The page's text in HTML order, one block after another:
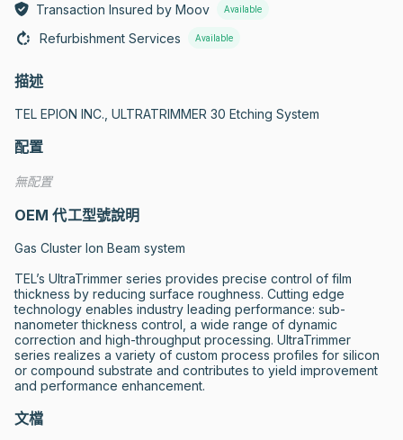
Transaction Insured by Moov Available
Refurbishment Services Available
描述
TEL EPION INC., ULTRATRIMMER 30 Etching System
配置
無配置
OEM 代工型號說明
Gas Cluster Ion Beam system
TEL’s UltraTrimmer series provides precise control of film
thickness by reducing surface roughness. Cutting edge
technology enables industry leading performance: sub-
nanometer thickness control, a wide range of dynamic
correction and high-throughput processing. UltraTrimmer
series realizes a variety of custom process profiles for silicon
or compound substrate and contributes to yield improvement
and performance enhancement.
文檔